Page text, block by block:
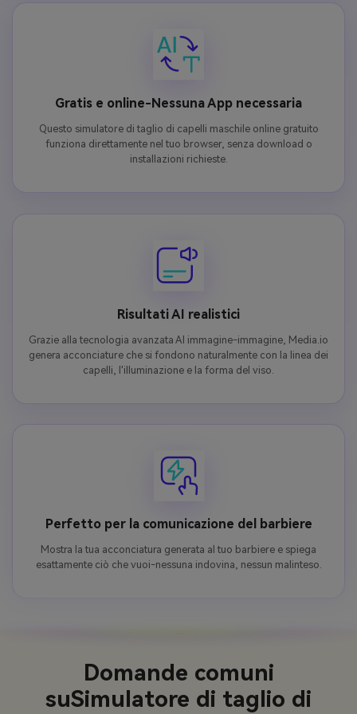
Gratis e online-Nessuna App necessaria
Questo simulatore di taglio di capelli maschile online gratuito
funziona direttamente nel tuo browser, senza download o
installazioni richieste.
Risultati AI realistici
Grazie alla tecnologia avanzata AI immagine-immagine, Media.io
genera acconciature che si fondono naturalmente con la linea dei
capelli, l'illuminazione e la forma del viso.
Perfetto per la comunicazione del barbiere
Mostra la tua acconciatura generata al tuo barbiere e spiega
esattamente ciò che vuoi-nessuna indovina, nessun malinteso.
Domande comuni
suSimulatore di taglio di